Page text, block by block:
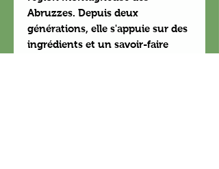
Abruzzes. Depuis deux
générations, elle s'appuie sur des
ingrédients et un savoir-faire